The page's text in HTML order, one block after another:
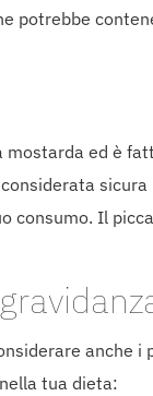
potrebbe
ed è
consumo. Il
anche
tua dieta: